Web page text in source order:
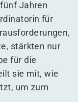
Jahren
für
stärkten nur
für die
sie mit, wie
um zum